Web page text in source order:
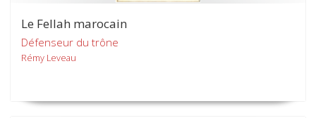
Le Fellah marocain
Défenseur du trône
Rémy Leveau